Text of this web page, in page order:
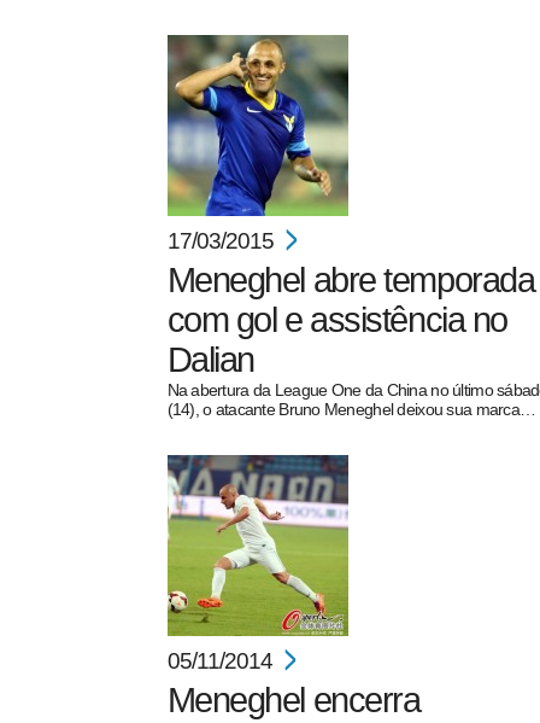
17/03/2015
Meneghel abre temporada
com gol e assistência no
Dalian
Na abertura da League One da China no último
(14), o atacante Bruno Meneghel deixou sua marca…
05/11/2014
Meneghel encerra